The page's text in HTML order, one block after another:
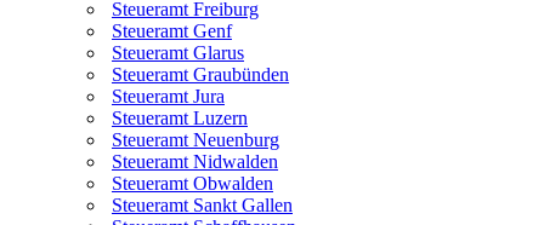
Steueramt Freiburg
Steueramt Genf
Steueramt Glarus
Steueramt Graubünden
Steueramt Jura
Steueramt Luzern
Steueramt Neuenburg
Steueramt Nidwalden
Steueramt Obwalden
Steueramt Sankt Gallen